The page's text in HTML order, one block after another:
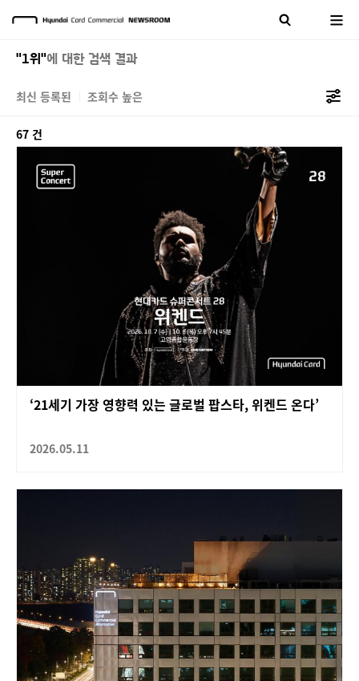
"1위"에 대한 검색 결과
최신 등록된 조회수 높은
67 건
‘21세기 가장 영향력 있는 글로벌 팝스타, 위켄드 온다’
2026.05.11